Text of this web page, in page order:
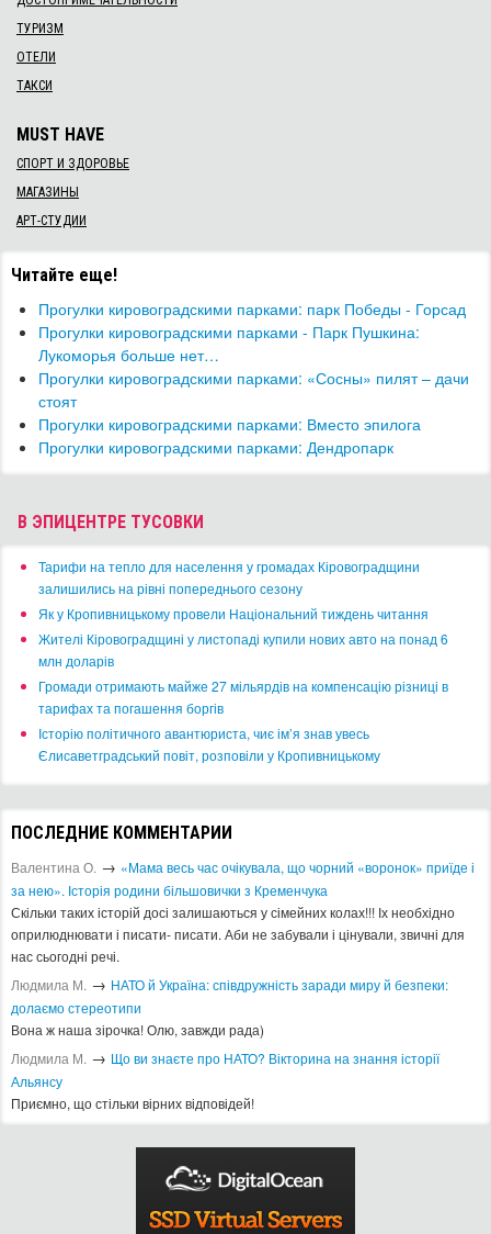
ТУРИЗМ
ОТЕЛИ
ТАКСИ
MUST HAVE
СПОРТ И ЗДОРОВЬЕ
МАГАЗИНЫ
АРТ-СТУДИИ
Читайте еще!
Прогулки кировоградскими парками: парк Победы - Горсад
Прогулки кировоградскими парками - Парк Пушкина:
Лукоморья больше нет…
Прогулки кировоградскими парками: «Сосны» пилят – дачи
стоят
Прогулки кировоградскими парками: Вместо эпилога
Прогулки кировоградскими парками: Дендропарк
В ЭПИЦЕНТРЕ ТУСОВКИ
​Тарифи на тепло для населення у громадах Кіровоградщини
залишились на рівні попереднього сезону
​Як у Кропивницькому провели Національний тиждень читання
​Жителі Кіровоградщині у листопаді купили нових авто на понад 6
млн доларів
​Громади отримають майже 27 мільярдів на компенсацію різниці в
тарифах та погашення боргів
Історію політичного авантюриста, чиє ім’я знав увесь
Єлисаветградський повіт, розповіли у Кропивницькому
ПОСЛЕДНИЕ КОММЕНТАРИИ
Валентина О. → «Мама весь час очікувала, що чорний «воронок» приїде і
за нею». Історія родини більшовички з Кременчука
Скільки таких історій досі залишаються у сімейних колах!!! Іх необхідно
оприлюднювати і писати- писати. Аби не забували і цінували, звичні для
нас сьогодні речі.
Людмила М. → ​НАТО й Україна: співдружність заради миру й безпеки:
долаємо стереотипи
Вона ж наша зірочка! Олю, завжди рада)
Людмила М. → Що ви знаєте про НАТО? Вікторина на знання історії
Альянсу ​
Приємно, що стільки вірних відповідей!